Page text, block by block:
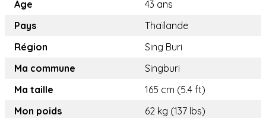
Age
43 ans
Pays
Thaïlande
Région
Sing Buri
Ma commune
Singburi
Ma taille
165 cm (5.4 ft)
Mon poids
62 kg (137 lbs)